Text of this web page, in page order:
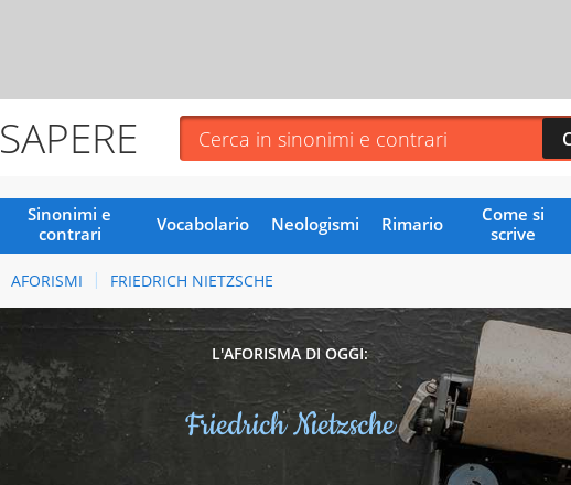
SAPERE
Sinonimi e
contrari
Vocabolario Neologismi Rimario
Come si
scrive
AFORISMI FRIEDRICH NIETZSCHE
L'AFORISMA DI OGGI:
Friedrich Nietzsche